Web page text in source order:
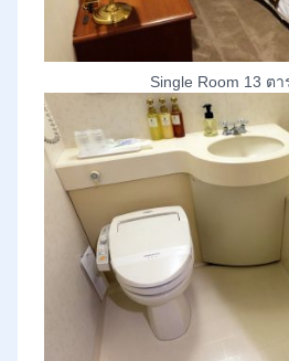
Single Room 13 ตา